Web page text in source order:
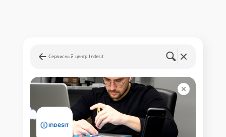
Сервисный центр Indesit